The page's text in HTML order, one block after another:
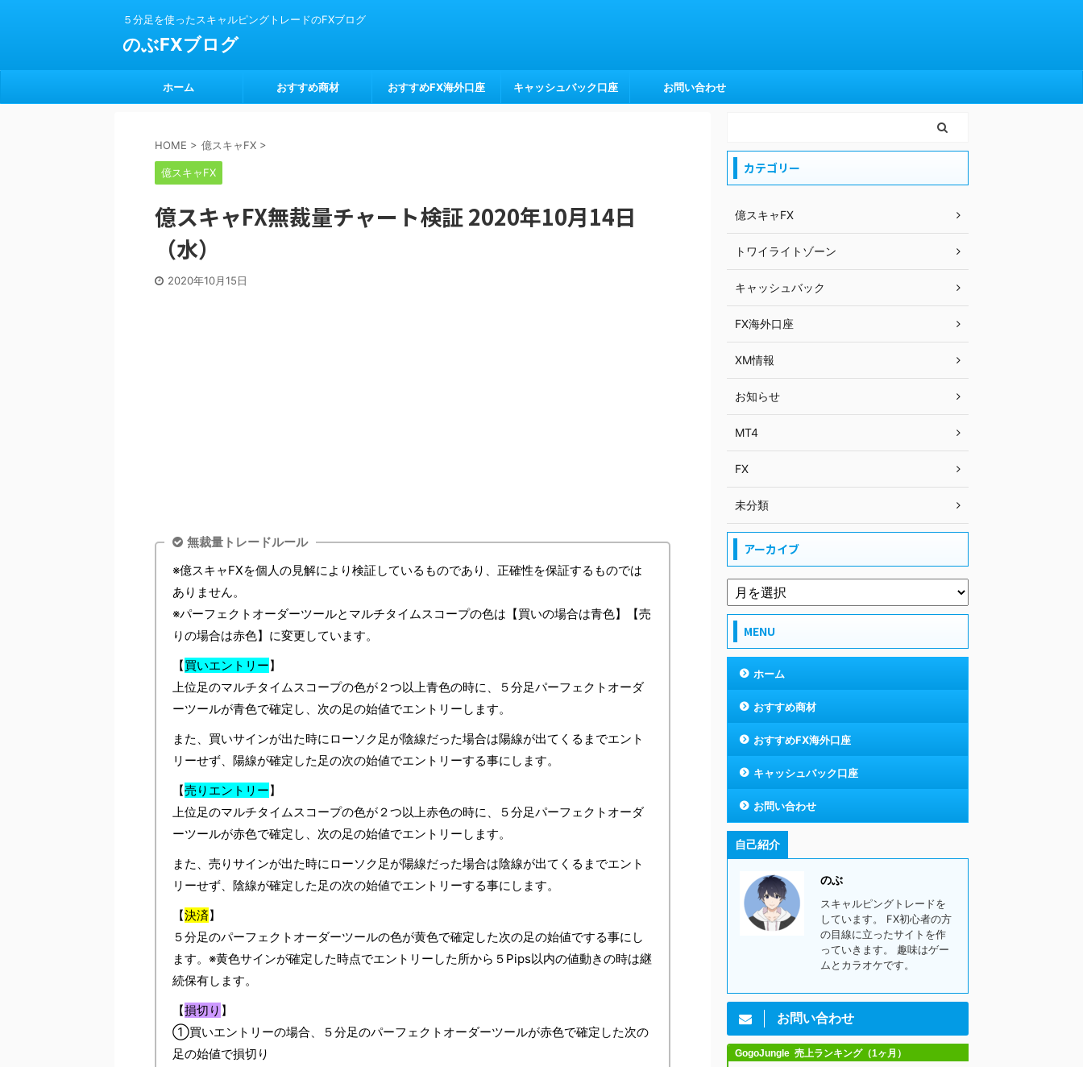
５分足を使ったスキャルピングトレードのFXブログ
のぶFXブログ
ホーム おすすめ商材 おすすめFX海外口座 キャッシュバック口座 お問い合わせ
HOME > 億スキャFX >
億スキャFX
億スキャFX無裁量チャート検証 2020年10月14日
（水）
2020年10月15日
無裁量トレードルール
※億スキャFXを個人の見解により検証しているものであり、正確性を保証するものでは
ありません。
※パーフェクトオーダーツールとマルチタイムスコープの色は【買いの場合は青色】【売
りの場合は赤色】に変更しています。
【買いエントリー】
上位足のマルチタイムスコープの色が２つ以上青色の時に、５分足パーフェクトオーダ
ーツールが青色で確定し、次の足の始値でエントリーします。
また、買いサインが出た時にローソク足が陰線だった場合は陽線が出てくるまでエント
リーせず、陽線が確定した足の次の始値でエントリーする事にします。
【売りエントリー】
上位足のマルチタイムスコープの色が２つ以上赤色の時に、５分足パーフェクトオーダ
ーツールが赤色で確定し、次の足の始値でエントリーします。
また、売りサインが出た時にローソク足が陽線だった場合は陰線が出てくるまでエント
リーせず、陰線が確定した足の次の始値でエントリーする事にします。
【決済】
５分足のパーフェクトオーダーツールの色が黄色で確定した次の足の始値でする事にし
ます。※黄色サインが確定した時点でエントリーした所から５Pips以内の値動きの時は継
続保有します。
【損切り 】
①買いエントリーの場合、５分足のパーフェクトオーダーツールが赤色で確定した次の
足の始値で損切り
カテゴリー
億スキャFX
トワイライトゾーン
キャッシュバック
FX海外口座
XM情報
お知らせ
MT4
FX
未分類
アーカイブ
MENU
ホーム
おすすめ商材
おすすめFX海外口座
キャッシュバック口座
お問い合わせ
自己紹介
のぶ
スキャルピングトレードを
しています。 FX初心者の方
の目線に立ったサイトを作
っていきます。 趣味はゲー
ムとカラオケです。
お問い合わせ